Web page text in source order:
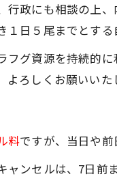
行政にも相談の上
１日５尾までとす
フグ資源を持続的
よろしくお願いいた
料ですが、当日や
ャンセルは、7日前